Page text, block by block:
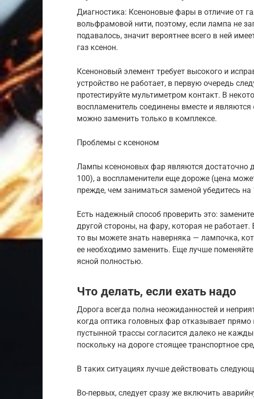
Диагностика: Ксеноновые фары в отличие от
вольфрамовой нити, поэтому, если лампа не
подавалось, значит вероятнее всего в ней
газ ксенон.
Ксеноновый элемент требует высокого и
устройство не работает, в первую очередь
протестируйте мультиметром контакт. В
воспламенитель соединены вместе и
можно заменить только в комплексе.
Проблемы с ксеноном
Лампы ксеноновых фар являются достаточно
100), а воспламенители еще дороже (цена
прежде, чем заниматься заменой убедитесь
Есть надежный способ проверить это:
другой стороны, на фару, которая не работает.
то вы можете знать наверняка — лампочка,
ее необходимо заменить. Еще лучше
ясной полностью.
Что делать, если ехать надо
Дорога всегда полна неожиданностей и
когда оптика головных фар отказывает прямо
пустынной трассы согласится далеко не
поскольку на дороге стоящее транспортное
В таких ситуациях лучше действовать
Во-первых, следует сразу же включить